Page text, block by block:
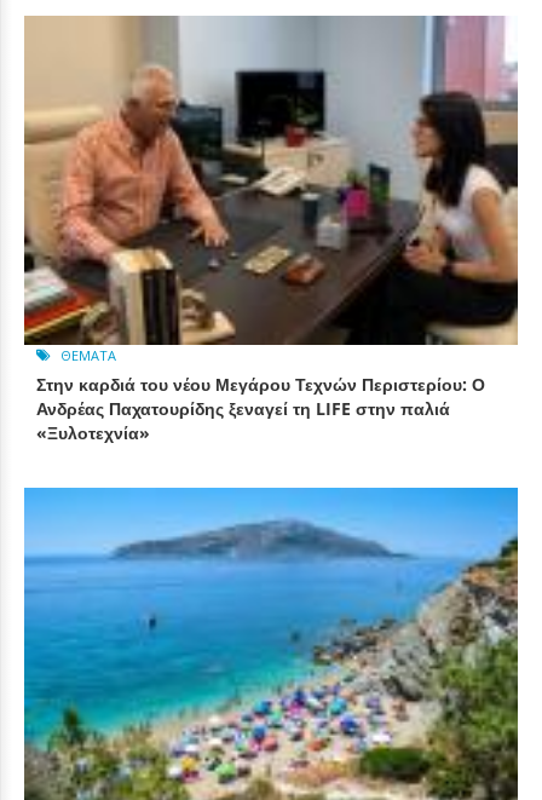
ΘΈΜΑΤΑ
Στην καρδιά του νέου Μεγάρου Τεχνών Περιστερίου: Ο
Ανδρέας Παχατουρίδης ξεναγεί τη LIFE στην παλιά
«Ξυλοτεχνία»